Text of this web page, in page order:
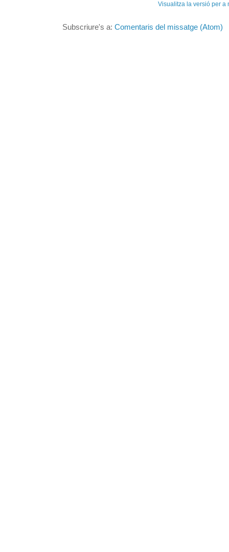
Visualitza la versió per a
Subscriure's a: Comentaris del missatge (Atom)